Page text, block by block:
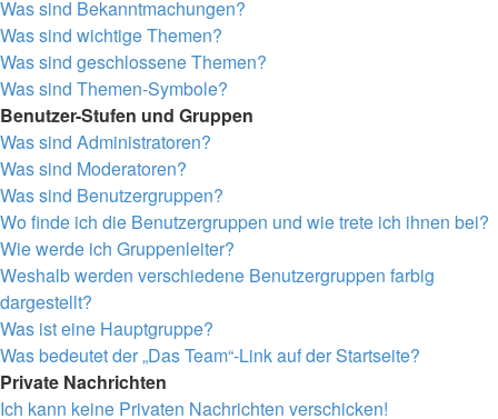
Was sind Bekanntmachungen?
Was sind wichtige Themen?
Was sind geschlossene Themen?
Was sind Themen-Symbole?
Benutzer-Stufen und Gruppen
Was sind Administratoren?
Was sind Moderatoren?
Was sind Benutzergruppen?
Wo finde ich die Benutzergruppen und wie trete ich ihnen bei?
Wie werde ich Gruppenleiter?
Weshalb werden verschiedene Benutzergruppen farbig
dargestellt?
Was ist eine Hauptgruppe?
Was bedeutet der „Das Team“-Link auf der Startseite?
Private Nachrichten
Ich kann keine Privaten Nachrichten verschicken!